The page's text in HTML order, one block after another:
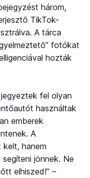
három,
TikTok-
A tárca
fotókat
hozták
jegyeztek fel olyan
használtak
emberek
A
hanem
jönnek. Ne
elhiszed!” –